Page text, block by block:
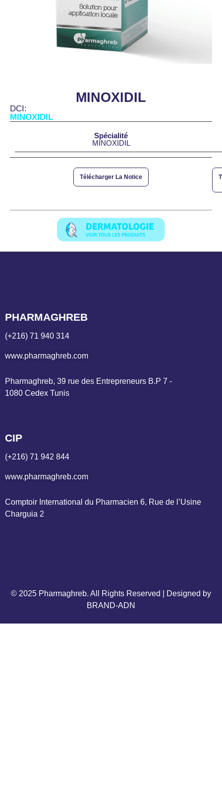
MINOXIDIL
DCI:
MINOXIDIL
Spécialité
MINOXIDIL
Télécharger La Notice
PHARMAGHREB
(+216) 71 940 314
www.pharmaghreb.com
Pharmaghreb, 39 rue des Entrepreneurs B.P 7 -
1080 Cedex Tunis
CIP
(+216) 71 942 844
www.pharmaghreb.com
Comptoir International du Pharmacien 6, Rue de l’Usine
Charguia 2
© 2025 Pharmaghreb. All Rights Reserved | Designed by
BRAND-ADN